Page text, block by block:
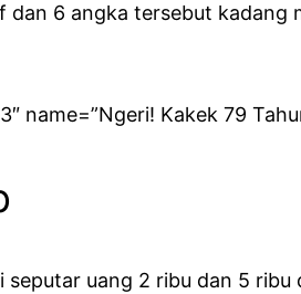
dan 6 angka tersebut
name=”Ngeri! Kakek 79
seputar uang 2 ribu dan 5